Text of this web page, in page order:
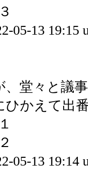
05-13 19:15
、堂々と議
ひかえて出
05-13 19:14